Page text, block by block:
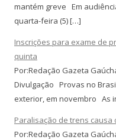
mantém greve Em
quarta-feira (5) […]
Inscrições para exame de
quinta
Por:Redação Gazeta
Divulgação Provas no
exterior, em novembro As
Paralisação de trens causa
Por:Redação Gazeta